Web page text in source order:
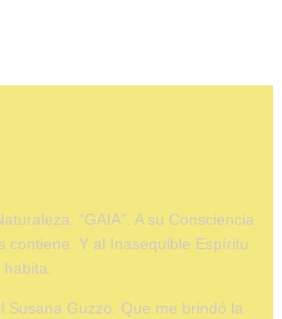
“GAIA”. A su Consciencia
contiene. Y al Inasequible Espíritu
habita.
Susana Guzzo. Que me brindó la